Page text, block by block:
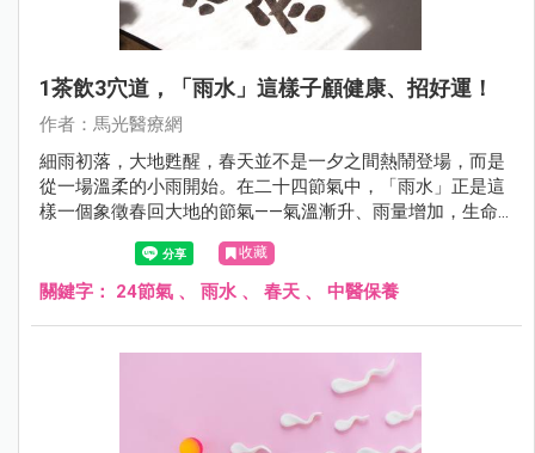
1茶飲3穴道，「雨水」這樣子顧健康、招好運！
作者：馬光醫療網
細雨初落，大地甦醒，春天並不是一夕之間熱鬧登場，而是
從一場溫柔的小雨開始。在二十四節氣中，「雨水」正是這
樣一個象徵春回大地的節氣——氣溫漸升、雨量增加，生命
開始流動，但濕寒仍未散去。此時若能順應天時調養身體、
安定情緒，不僅有助於健康，更能為一整年的元氣打下基
礎。
收藏
關鍵字： 24節氣 、 雨水 、 春天 、 中醫保養